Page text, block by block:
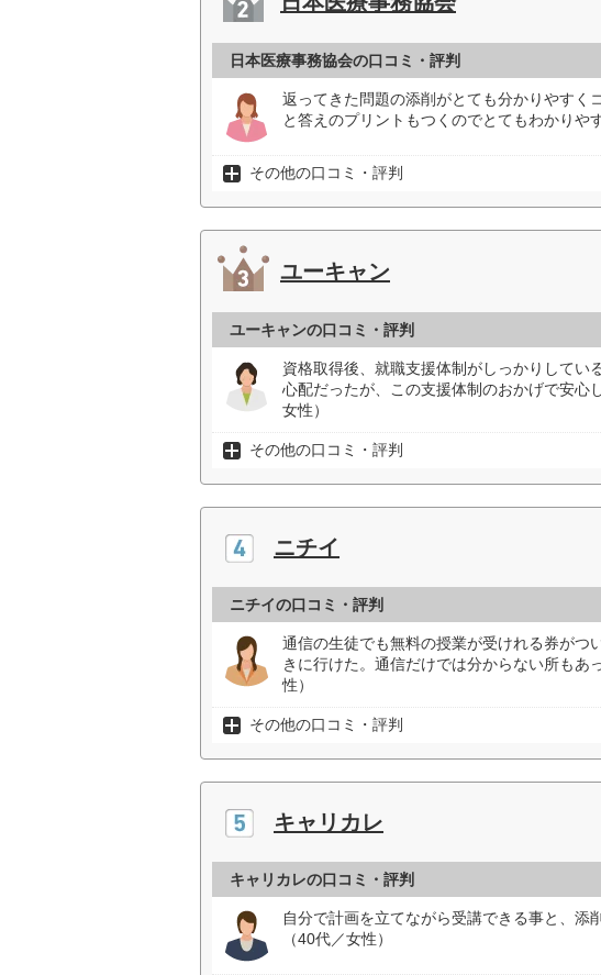
日本医療事務協会の口コミ・評判
返ってきた問題の添削がとても分かりやすく
と答えのプリントもつくのでとてもわかりや
その他の口コミ・評判
ユーキャン
ユーキャンの口コミ・評判
資格取得後、就職支援体制がしっかりしてい
心配だったが、この支援体制のおかげで安心
女性）
その他の口コミ・評判
ニチイ
ニチイの口コミ・評判
通信の生徒でも無料の授業が受けれる券がつ
きに行けた。通信だけでは分からない所もあ
性）
その他の口コミ・評判
キャリカレ
キャリカレの口コミ・評判
自分で計画を立てながら受講できる事と、添
（40代／女性）